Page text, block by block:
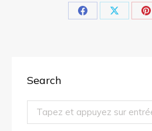
PartagerPartager
Search
Recherche
: